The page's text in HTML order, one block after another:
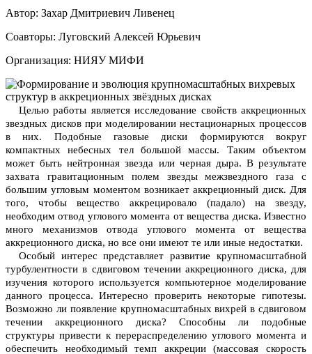
Автор: Захар Дмитриевич Ливенец
Соавторы: Луговский Алексей Юрьевич
Организация: НИЯУ МИФИ
Целью работы является исследование свойств аккреционных
звездных дисков при моделировании нестационарных процессов
в них. Подобные газовые диски формируются вокруг
компактных небесных тел большой массы. Таким объектом
может быть нейтронная звезда или черная дыра. В результате
захвата гравитационным полем звезды межзвездного газа с
большим угловым моментом возникает аккреционный диск. Для
того, чтобы вещество аккрецировало (падало) на звезду,
необходим отвод углового момента от вещества диска. Известно
много механизмов отвода углового момента от вещества
аккреционного диска, но все они имеют те или иные недостатки.
Особый интерес представляет развитие крупномасштабной
турбулентности в сдвиговом течении аккреционного диска, для
изучения которого используется компьютерное моделирование
данного процесса. Интересно проверить некоторые гипотезы.
Возможно ли появление крупномасштабных вихрей в сдвиговом
течении аккреционного диска? Способны ли подобные
структуры привести к перераспределению углового момента и
обеспечить необходимый темп аккреции (массовая скорость